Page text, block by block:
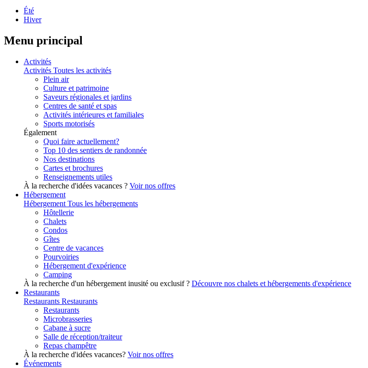
Été
Hiver
Menu principal
Activités
Activités Toutes les activités
Plein air
Culture et patrimoine
Saveurs régionales et jardins
Centres de santé et spas
Activités intérieures et familiales
Sports motorisés
Également
Quoi faire actuellement?
Top 10 des sentiers de randonnée
Nos destinations
Cartes et brochures
Renseignements utiles
À la recherche d'idées vacances ? Voir nos offres
Hébergement
Hébergement Tous les hébergements
Hôtellerie
Chalets
Condos
Gîtes
Centre de vacances
Pourvoiries
Hébergement d'expérience
Camping
À la recherche d'un hébergement inusité ou exclusif ? Découvre nos chalets et hébergements d'expérience
Restaurants
Restaurants Restaurants
Restaurants
Microbrasseries
Cabane à sucre
Salle de réception/traiteur
Repas champêtre
À la recherche d'idées vacances? Voir nos offres
Événements